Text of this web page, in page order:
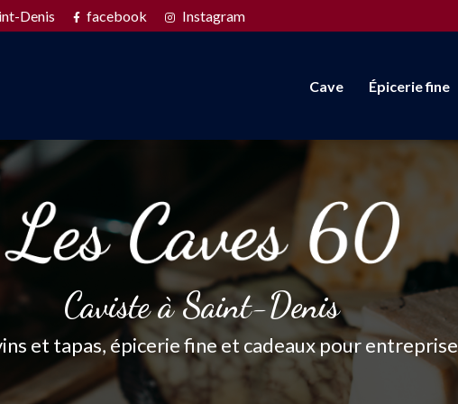
Denis facebook Instagram
Cave Épicerie fine
Caviste à Saint-Denis
et tapas, épicerie fine et cadeaux pour entreprise